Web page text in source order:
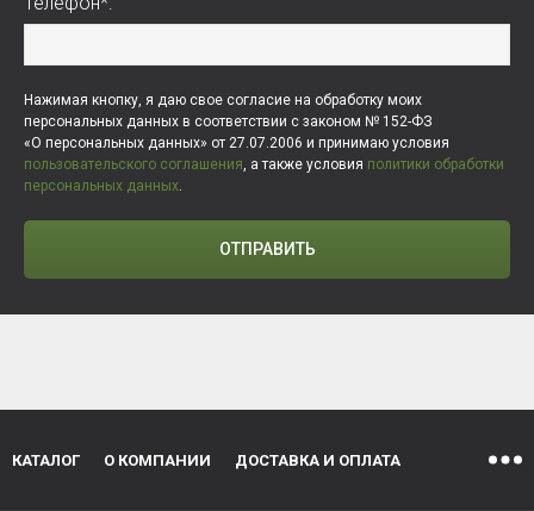
Нажимая кнопку, я даю свое согласие на обработку моих
персональных данных в соответствии с законом № 152-ФЗ
«О персональных данных» от 27.07.2006 и принимаю условия
пользовательского соглашения, а также условия политики обработки
персональных данных.
ОТПРАВИТЬ
КАТАЛОГ О КОМПАНИИ ДОСТАВКА И ОПЛАТА